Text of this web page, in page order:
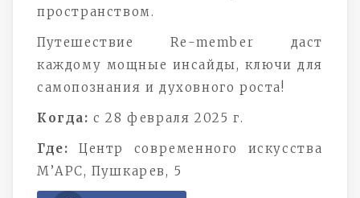
пространством.
Путешествие Re-member даст
каждому мощные инсайды, ключи для
самопознания и духовного роста!
Когда: с 28 февраля 2025 г.
Где: Центр современного искусства
М’АРС, Пушкарев, 5